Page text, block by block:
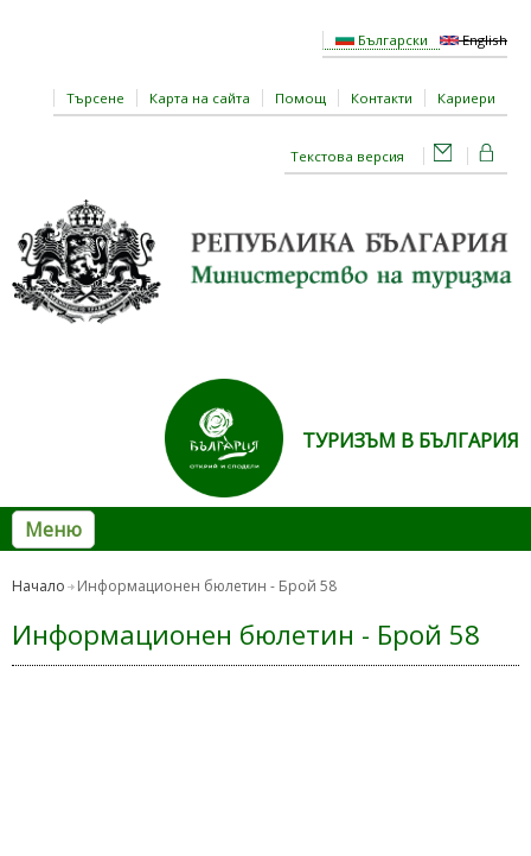
Български English
Търсене Карта на сайта Помощ Контакти Кариери
Текстова версия
ТУРИЗЪМ В БЪЛГАРИЯ
Меню
Начало Информационен бюлетин - Брой 58
Информационен бюлетин - Брой 58